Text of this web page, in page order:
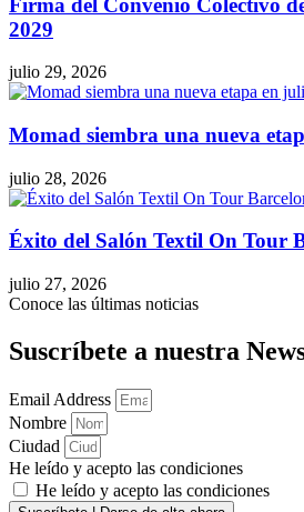
2029
julio 29, 2026
Momad siembra una nueva
julio 28, 2026
Éxito del Salón Textil On Tour
julio 27, 2026
Conoce las últimas noticias
Suscríbete a nuestra
Email Address
Nombre
Ciudad
He leído y acepto las condiciones
He leído y acepto las condiciones